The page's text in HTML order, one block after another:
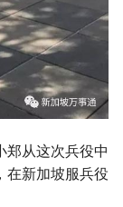
郑从这次兵役中
在新加坡服兵役